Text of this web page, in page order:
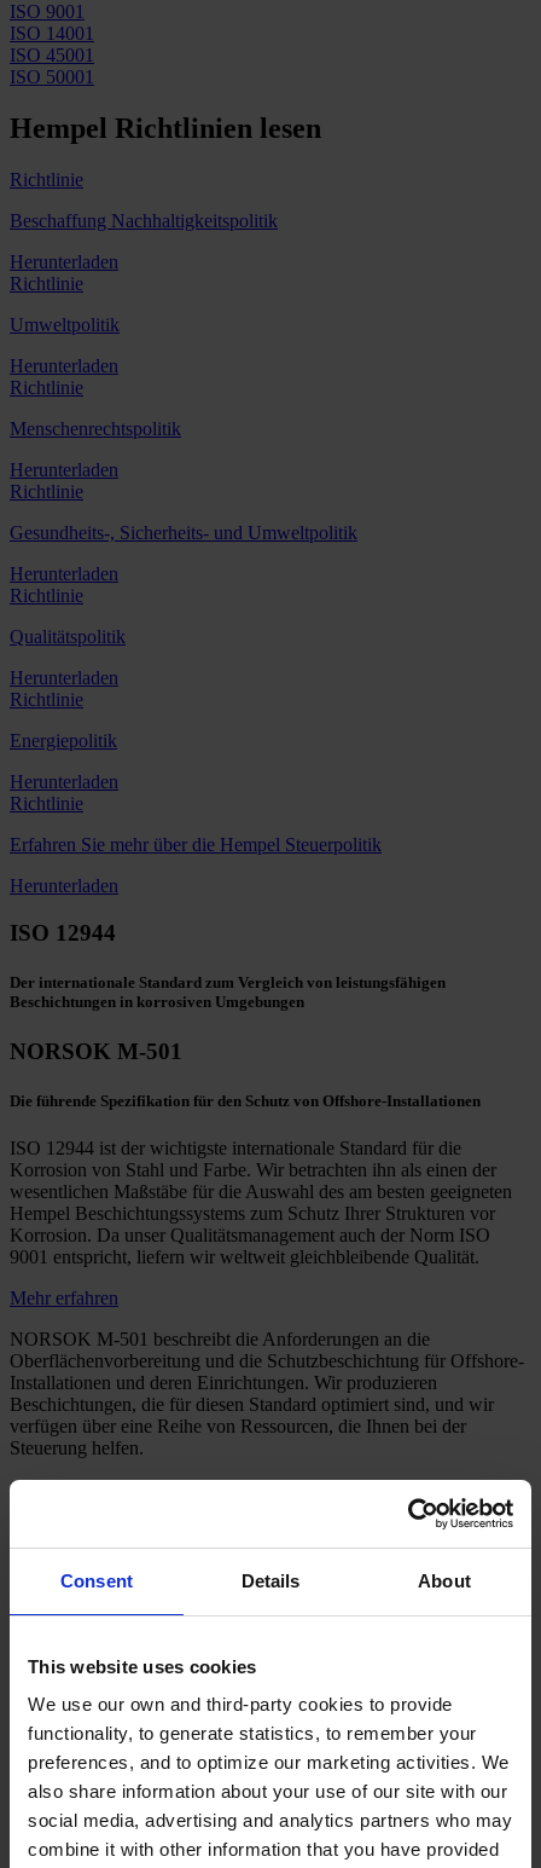
Consent Details About
This website uses cookies
We use our own and third-party cookies to provide
functionality, to generate statistics, to remember your
preferences, and to optimize our marketing activities. We
also share information about your use of our site with our
social media, advertising and analytics partners who may
combine it with other information that you have provided
ISO 9001
ISO 14001
ISO 45001
ISO 50001
Hempel Richtlinien lesen
Richtlinie
Beschaffung Nachhaltigkeitspolitik
Herunterladen
Richtlinie
Umweltpolitik
Herunterladen
Richtlinie
Menschenrechtspolitik
Herunterladen
Richtlinie
Gesundheits-, Sicherheits- und Umweltpolitik
Herunterladen
Richtlinie
Qualitätspolitik
Herunterladen
Richtlinie
Energiepolitik
Herunterladen
Richtlinie
Erfahren Sie mehr über die Hempel Steuerpolitik
Herunterladen
ISO 12944
Der internationale Standard zum Vergleich von leistungsfähigen
Beschichtungen in korrosiven Umgebungen
NORSOK M-501
Die führende Spezifikation für den Schutz von Offshore-Installationen
ISO 12944 ist der wichtigste internationale Standard für die
Korrosion von Stahl und Farbe. Wir betrachten ihn als einen der
wesentlichen Maßstäbe für die Auswahl des am besten geeigneten
Hempel Beschichtungssystems zum Schutz Ihrer Strukturen vor
Korrosion. Da unser Qualitätsmanagement auch der Norm ISO
9001 entspricht, liefern wir weltweit gleichbleibende Qualität.
Mehr erfahren
NORSOK M-501 beschreibt die Anforderungen an die
Oberflächenvorbereitung und die Schutzbeschichtung für Offshore-
Installationen und deren Einrichtungen. Wir produzieren
Beschichtungen, die für diesen Standard optimiert sind, und wir
verfügen über eine Reihe von Ressourcen, die Ihnen bei der
Steuerung helfen.
Mehr erfahren
ist bereit zu helfen. Kontaktieren Sie uns für Unterstützung oder um
Ihre Beschichtungsbedürfnisse zu besprechen.
Kontaktieren Sie uns